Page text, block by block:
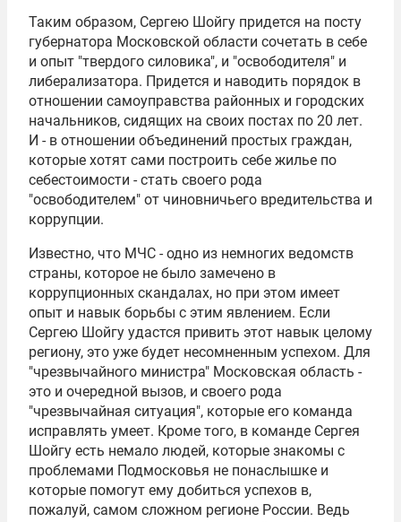
Таким образом, Сергею Шойгу придется на посту
губернатора Московской области сочетать в себе
и опыт "твердого силовика", и "освободителя" и
либерализатора. Придется и наводить порядок в
отношении самоуправства районных и городских
начальников, сидящих на своих постах по 20 лет.
И - в отношении объединений простых граждан,
которые хотят сами построить себе жилье по
себестоимости - стать своего рода
"освободителем" от чиновничьего вредительства и
коррупции.
Известно, что МЧС - одно из немногих ведомств
страны, которое не было замечено в
коррупционных скандалах, но при этом имеет
опыт и навык борьбы с этим явлением. Если
Сергею Шойгу удастся привить этот навык целому
региону, это уже будет несомненным успехом. Для
"чрезвычайного министра" Московская область -
это и очередной вызов, и своего рода
"чрезвычайная ситуация", которые его команда
исправлять умеет. Кроме того, в команде Сергея
Шойгу есть немало людей, которые знакомы с
проблемами Подмосковья не понаслышке и
которые помогут ему добиться успехов в,
пожалуй, самом сложном регионе России. Ведь